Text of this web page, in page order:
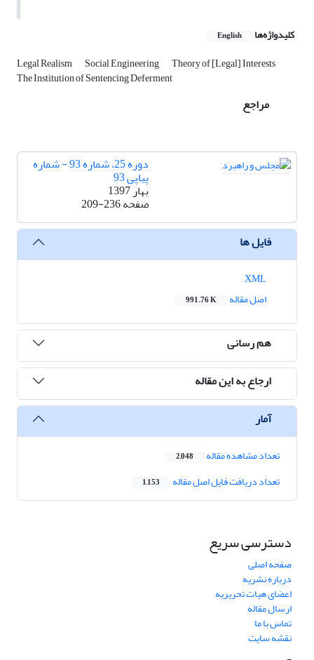
کلیدواژه‌ها English
Legal Realism Social Engineering Theory of [Legal] Interests
The Institution of Sentencing Deferment
مراجع
دوره 25، شماره 93 - شماره
پیاپی 93
بهار 1397
صفحه209-236
فایل ها
اصل مقاله
991.76 K
هم رسانی
ارجاع به این مقاله
آمار
تعداد مشاهده مقاله 2,048
تعداد دریافت فایل اصل مقاله 1,153
دسترسی سریع
صفحه اصلی
درباره نشریه
اعضای هیات تحریریه
ارسال مقاله
تماس با ما
نقشه سایت